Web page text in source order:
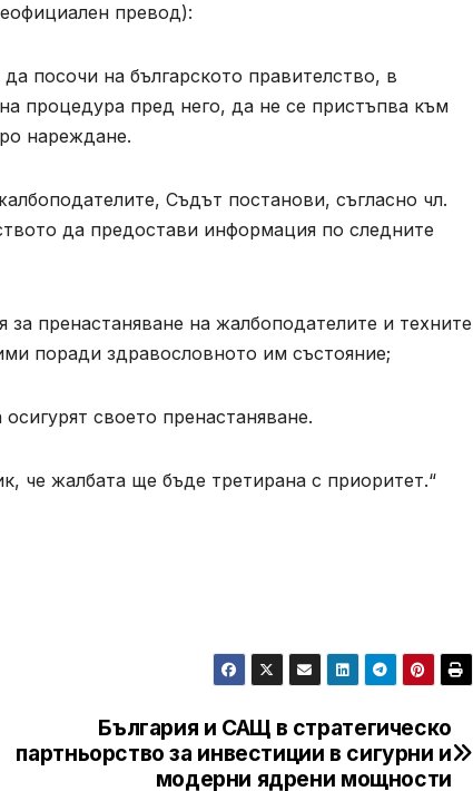
превод):
посочи на българското правителство, в
процедура пред него, да не се пристъпва към
нареждане.
Съдът постанови, съгласно чл.
да предостави информация по следните
пренастаняване на жалбоподателите и техните
поради здравословното им състояние;
своето пренастаняване.
че жалбата ще бъде третирана с приоритет.“
България и САЩ в стратегическо
партньорство за инвестиции в сигурни и
модерни ядрени мощности